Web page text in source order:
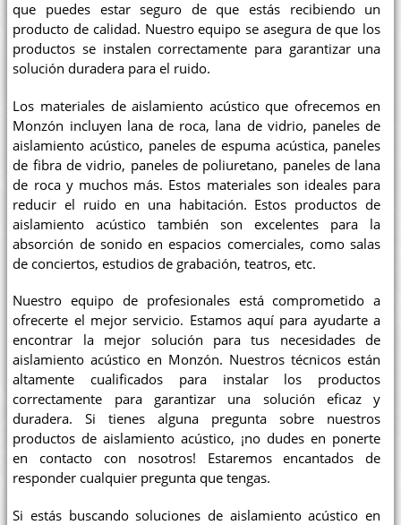
que puedes estar seguro de que estás recibiendo un
producto de calidad. Nuestro equipo se asegura de que los
productos se instalen correctamente para garantizar una
solución duradera para el ruido.
Los materiales de aislamiento acústico que ofrecemos en
Monzón incluyen lana de roca, lana de vidrio, paneles de
aislamiento acústico, paneles de espuma acústica, paneles
de fibra de vidrio, paneles de poliuretano, paneles de lana
de roca y muchos más. Estos materiales son ideales para
reducir el ruido en una habitación. Estos productos de
aislamiento acústico también son excelentes para la
absorción de sonido en espacios comerciales, como salas
de conciertos, estudios de grabación, teatros, etc.
Nuestro equipo de profesionales está comprometido a
ofrecerte el mejor servicio. Estamos aquí para ayudarte a
encontrar la mejor solución para tus necesidades de
aislamiento acústico en Monzón. Nuestros técnicos están
altamente cualificados para instalar los productos
correctamente para garantizar una solución eficaz y
duradera. Si tienes alguna pregunta sobre nuestros
productos de aislamiento acústico, ¡no dudes en ponerte
en contacto con nosotros! Estaremos encantados de
responder cualquier pregunta que tengas.
Si estás buscando soluciones de aislamiento acústico en